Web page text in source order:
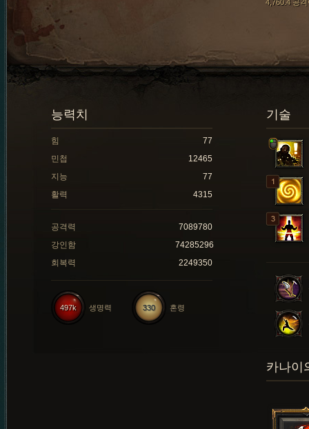
4,760.4 공격
기술
능력치
힘
77
민첩
12465
지능
77
활력
4315
공격력
7089780
강인함
74285296
회복력
2249350
330 혼령
497k 생명력
카나이